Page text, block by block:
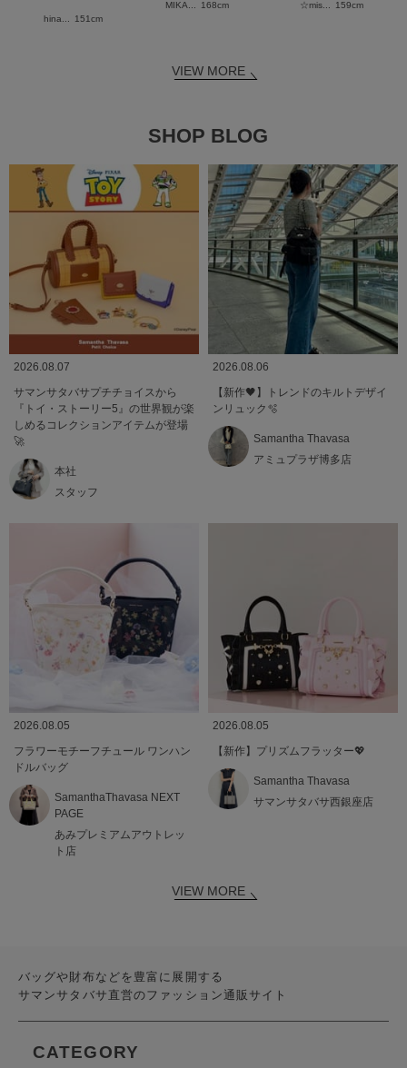
hina... 151cm
MIKA... 168cm ☆mis... 159cm
VIEW MORE
SHOP BLOG
2026.08.07
サマンサタバサプチチョイスから
『トイ・ストーリー5』の世界観が楽
しめるコレクションアイテムが登場
🚀
本社
スタッフ
2026.08.06
【新作🖤】トレンドのキルトデザイ
ンリュック🫧
Samantha Thavasa
アミュプラザ博多店
2026.08.05
フラワーモチーフチュール ワンハン
ドルバッグ
SamanthaThavasa NEXT
PAGE
あみプレミアムアウトレッ
ト店
2026.08.05
【新作】プリズムフラッター💖
Samantha Thavasa
サマンサタバサ西銀座店
VIEW MORE
バッグや財布などを豊富に展開する
サマンサタバサ直営のファッション通販サイト
CATEGORY